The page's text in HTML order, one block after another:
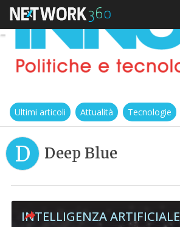
Ultimi articoli Attualità Tecnologie
D Deep Blue
INTELLIGENZA ARTIFICIALE